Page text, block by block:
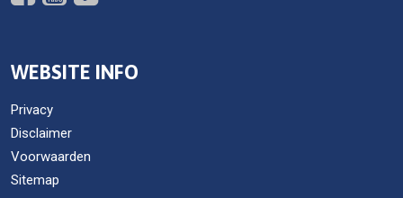
WEBSITE INFO
Privacy
Disclaimer
Voorwaarden
Sitemap